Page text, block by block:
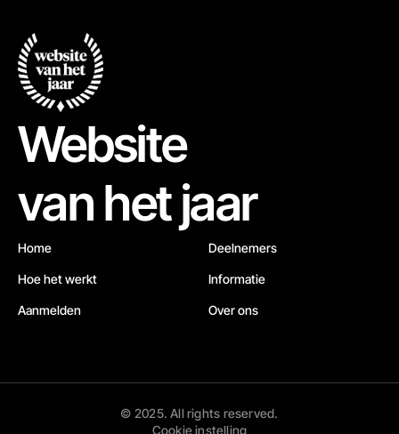
Website
van het jaar
Home
Hoe het werkt
Aanmelden
Deelnemers
Informatie
Over ons
© 2025. All rights reserved.
Cookie instelling